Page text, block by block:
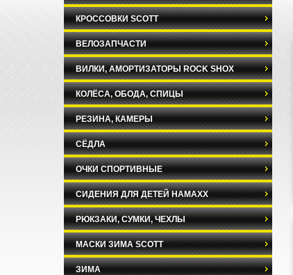
КРОССОВКИ SCOTT
ВЕЛОЗАПЧАСТИ
ВИЛКИ, АМОРТИЗАТОРЫ ROCK SHOX
КОЛЁСА, ОБОДА, СПИЦЫ
РЕЗИНА, КАМЕРЫ
СЁДЛА
ОЧКИ СПОРТИВНЫЕ
СИДЕНИЯ ДЛЯ ДЕТЕЙ HAMAXX
РЮКЗАКИ, СУМКИ, ЧЕХЛЫ
МАСКИ ЗИМА SCOTT
ЗИМА